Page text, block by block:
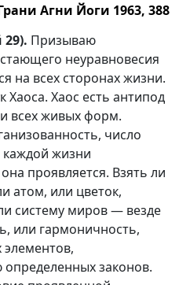
Агни Йоги 1963, 388
Призываю
неуравновесия
на всех сторонах жизни.
Хаоса. Хаос есть антипод
всех живых форм.
число
жизни
проявляется. Взять ли
атом, или цветок,
систему миров — везде
или гармоничность,
законов.